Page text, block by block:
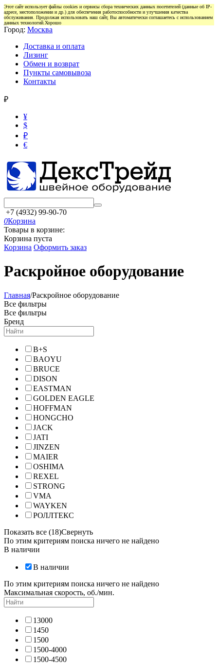
Этот сайт использует файлы cookies и сервисы сбора технических данных посетителей (данные об IP-
адресе, местоположении и др.) для обеспечения работоспособности и улучшения качества
обслуживания. Продолжая использовать наш сайт, Вы автоматически соглашаетесь с использованием
данных технологий. Хорошо
Город: Москва
Доставка и оплата
Лизинг
Обмен и возврат
Пункты самовывоза
Контакты
₽
¥
$
₽
€
+7 (4932) 99-90-70
0Корзина
Товары в корзине:
Корзина пуста
Корзина Оформить заказ
Раскройное оборудование
Главная/Раскройное оборудование
Все фильтры
Все фильтры
Бренд
B+S
BAOYU
BRUCE
DISON
EASTMAN
GOLDEN EAGLE
HOFFMAN
HONGCHO
JACK
JATI
JINZEN
MAIER
OSHIMA
REXEL
STRONG
VMA
WAYKEN
РОЛЛТЕКС
Показать все (18)Свернуть
По этим критериям поиска ничего не найдено
В наличии
В наличии
По этим критериям поиска ничего не найдено
Максимальная скорость, об./мин.
13000
1450
1500
1500-4000
1500-4500